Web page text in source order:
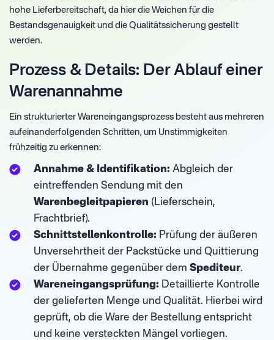
hohe Lieferbereitschaft, da hier die Weichen für die
Bestandsgenauigkeit und die Qualitätssicherung gestellt
werden.
Prozess & Details: Der Ablauf einer
Warenannahme
Ein strukturierter Wareneingangsprozess besteht aus mehreren
aufeinanderfolgenden Schritten, um Unstimmigkeiten
frühzeitig zu erkennen:
Annahme & Identifikation: Abgleich der
eintreffenden Sendung mit den
Warenbegleitpapieren (Lieferschein,
Frachtbrief).
Schnittstellenkontrolle: Prüfung der äußeren
Unversehrtheit der Packstücke und Quittierung
der Übernahme gegenüber dem Spediteur.
Wareneingangsprüfung: Detaillierte Kontrolle
der gelieferten Menge und Qualität. Hierbei wird
geprüft, ob die Ware der Bestellung entspricht
und keine versteckten Mängel vorliegen.